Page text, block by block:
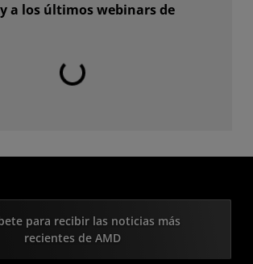
a los últimos webinars de
Cargando...
para recibir las noticias más
recientes de AMD